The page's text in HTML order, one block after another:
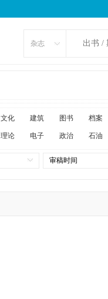
杂志
文化 建筑 图书 档案
理论 电子 政治 石油
审稿时间